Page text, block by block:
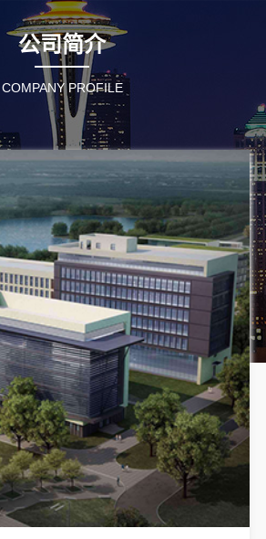
公司简介
COMPANY PROFILE